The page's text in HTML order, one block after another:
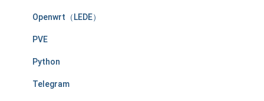
Openwrt（LEDE）
PVE
Python
Telegram